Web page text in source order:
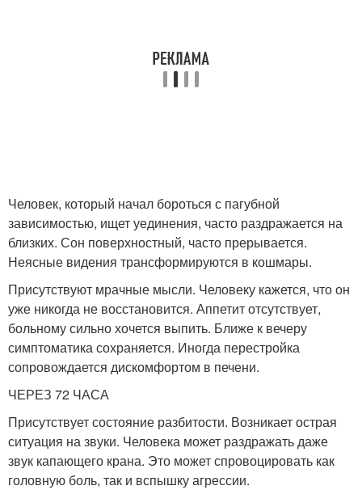
Человек, который начал бороться с пагубной
зависимостью, ищет уединения, часто раздражается на
близких. Сон поверхностный, часто прерывается.
Неясные видения трансформируются в кошмары.
Присутствуют мрачные мысли. Человеку кажется, что он
уже никогда не восстановится. Аппетит отсутствует,
больному сильно хочется выпить. Ближе к вечеру
симптоматика сохраняется. Иногда перестройка
сопровождается дискомфортом в печени.
ЧЕРЕЗ 72 ЧАСА
Присутствует состояние разбитости. Возникает острая
ситуация на звуки. Человека может раздражать даже
звук капающего крана. Это может спровоцировать как
головную боль, так и вспышку агрессии.